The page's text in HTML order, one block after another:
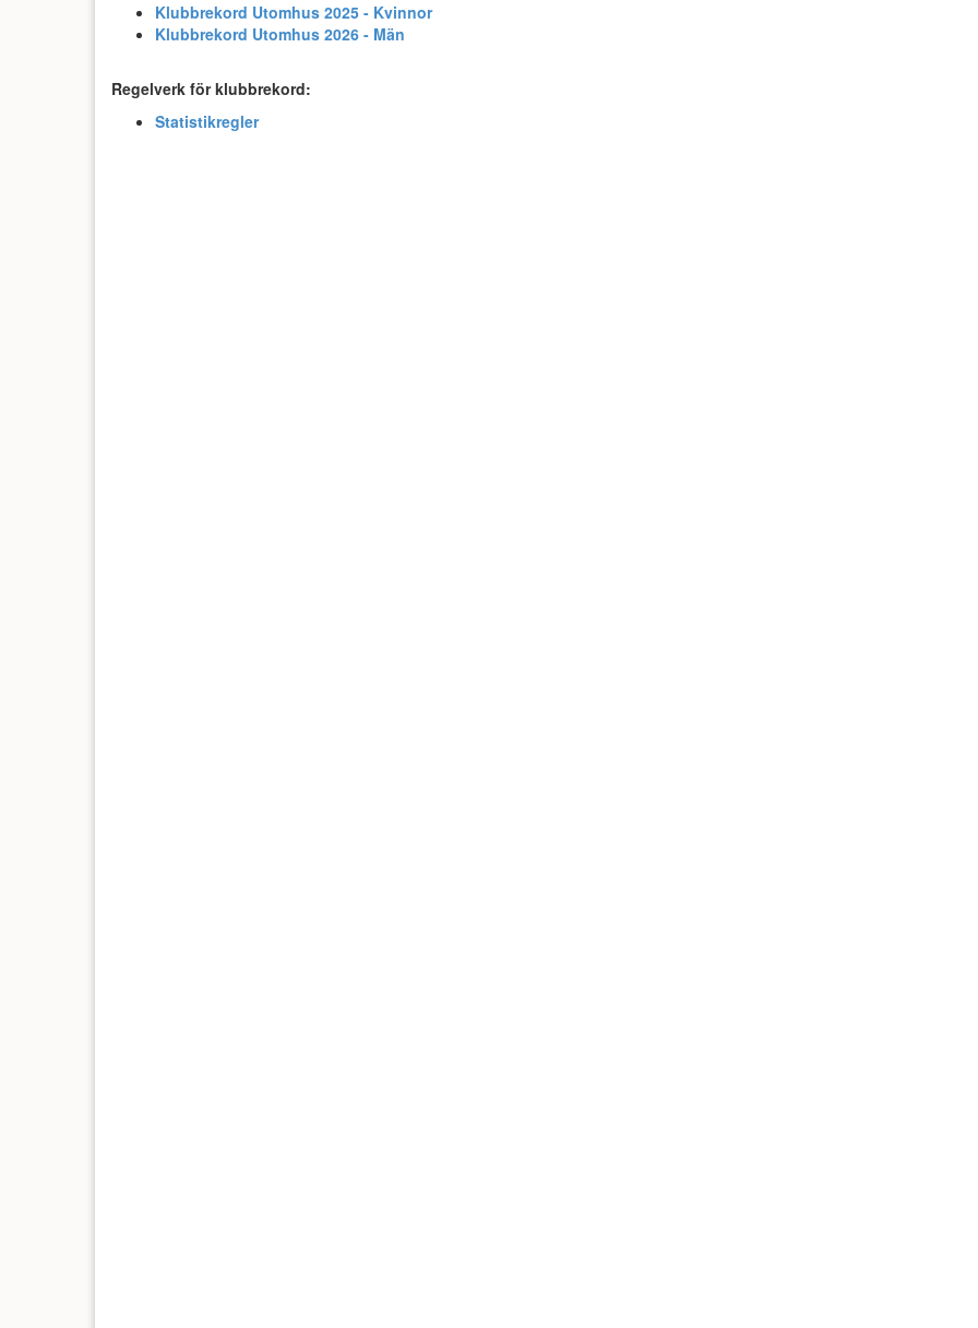
Klubbrekord Utomhus 2025 - Kvinnor
Klubbrekord Utomhus 2026 - Män
Regelverk för klubbrekord:
Statistikregler